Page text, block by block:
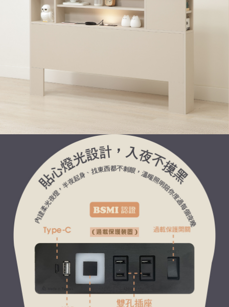
恩沛科技股份有限公司將有權停止該用戶之使用額度並採取法律行動。